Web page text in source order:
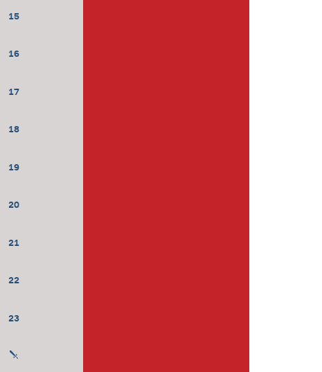
15
16
17
18
19
20
21
22
23